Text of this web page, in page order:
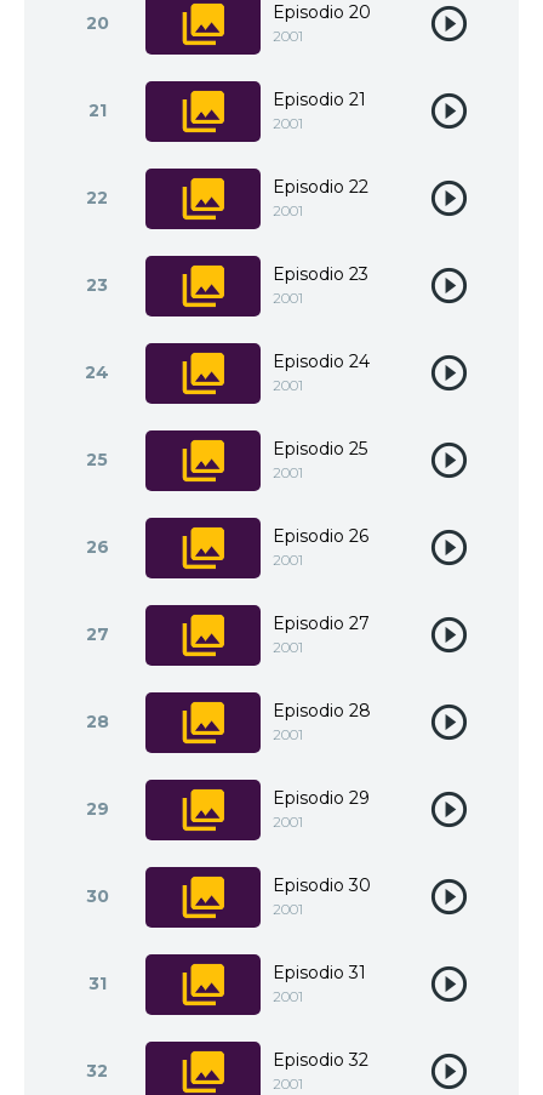
20 Episodio 20
2001
21 Episodio 21
2001
22 Episodio 22
2001
23 Episodio 23
2001
24 Episodio 24
2001
25 Episodio 25
2001
26 Episodio 26
2001
27 Episodio 27
2001
28 Episodio 28
2001
29 Episodio 29
2001
30 Episodio 30
2001
31 Episodio 31
2001
32 Episodio 32
2001